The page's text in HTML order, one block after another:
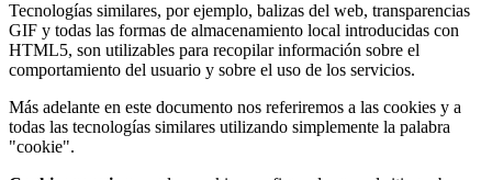
Tecnologías similares, por ejemplo, balizas del web, transparencias
GIF y todas las formas de almacenamiento local introducidas con
HTML5, son utilizables para recopilar información sobre el
comportamiento del usuario y sobre el uso de los servicios.
Más adelante en este documento nos referiremos a las cookies y a
todas las tecnologías similares utilizando simplemente la palabra
"cookie".